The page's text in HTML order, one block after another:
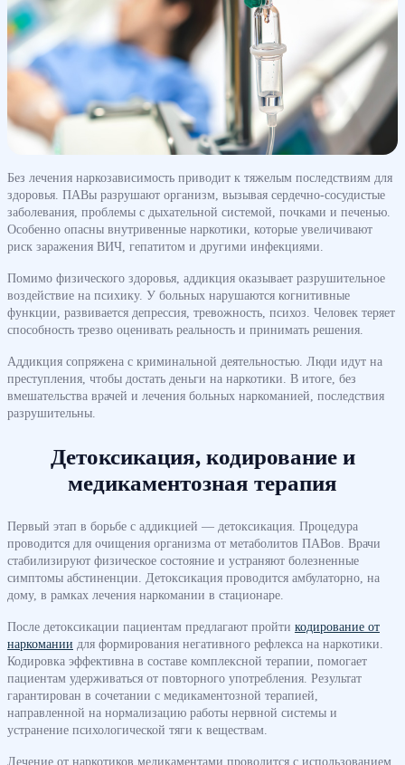
Без лечения наркозависимость приводит к тяжелым последствиям для
здоровья. ПАВы разрушают организм, вызывая сердечно-сосудистые
заболевания, проблемы с дыхательной системой, почками и печенью.
Особенно опасны внутривенные наркотики, которые увеличивают
риск заражения ВИЧ, гепатитом и другими инфекциями.
Помимо физического здоровья, аддикция оказывает разрушительное
воздействие на психику. У больных нарушаются когнитивные
функции, развивается депрессия, тревожность, психоз. Человек теряет
способность трезво оценивать реальность и принимать решения.
Аддикция сопряжена с криминальной деятельностью. Люди идут на
преступления, чтобы достать деньги на наркотики. В итоге, без
вмешательства врачей и лечения больных наркоманией, последствия
разрушительны.
Детоксикация, кодирование и
медикаментозная терапия
Первый этап в борьбе с аддикцией — детоксикация. Процедура
проводится для очищения организма от метаболитов ПАВов. Врачи
стабилизируют физическое состояние и устраняют болезненные
симптомы абстиненции. Детоксикация проводится амбулаторно, на
дому, в рамках лечения наркомании в стационаре.
После детоксикации пациентам предлагают пройти кодирование от
наркомании для формирования негативного рефлекса на наркотики.
Кодировка эффективна в составе комплексной терапии, помогает
пациентам удерживаться от повторного употребления. Результат
гарантирован в сочетании с медикаментозной терапией,
направленной на нормализацию работы нервной системы и
устранение психологической тяги к веществам.
Лечение от наркотиков медикаментами проводится с использованием